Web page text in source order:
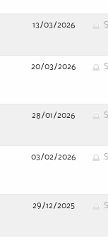
13/03/2026
20/03/2026
28/01/2026
03/02/2026
29/12/2025